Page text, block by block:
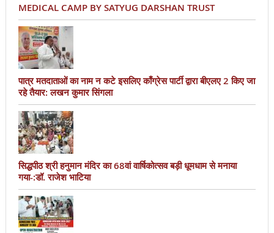
MEDICAL CAMP BY SATYUG DARSHAN TRUST
पात्र मतदाताओं का नाम न कटे इसलिए काँग्रेस पार्टी द्वारा बीएलए 2 किए जा
रहे तैयार: लखन कुमार सिंगला
सिद्धपीठ श्री हनुमान मंदिर का 68वां वार्षिकोत्सव बड़ी धूमधाम से मनाया
गया-:डॉ. राजेश भाटिया